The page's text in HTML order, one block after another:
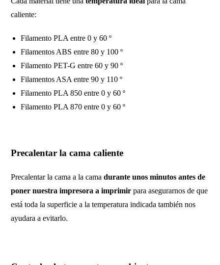
caliente:
Filamento PLA entre 0 y 60 º
Filamentos ABS entre 80 y 100 º
Filamento PET-G entre 60 y 90 º
Filamentos ASA entre 90 y 110 º
Filamento PLA 850 entre 0 y 60 º
Filamento PLA 870 entre 0 y 60 º
Precalentar la cama caliente
Precalentar la cama a la camadurante unos minutos antes de
poner nuestra impresora a imprimir para asegurarnos de que
está toda la superficie a la temperatura indicada también nos
ayudara a evitarlo.